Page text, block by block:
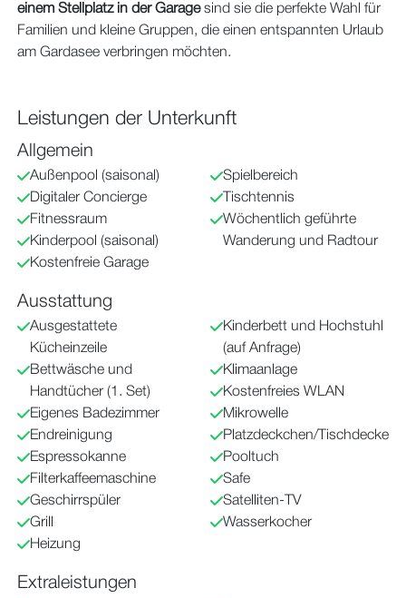
einem Stellplatz in der Garagesind sie die perfekte Wahl für
Familien und kleine Gruppen, die einen entspannten Urlaub
am Gardasee verbringen möchten.
Leistungen der Unterkunft
Allgemein
Außenpool (saisonal)
Digitaler Concierge
Fitnessraum
Kinderpool (saisonal)
Kostenfreie Garage
Spielbereich
Tischtennis
Wöchentlich geführte
Wanderung und Radtour
Ausstattung
Ausgestattete
Kücheinzeile
Bettwäsche und
Handtücher (1. Set)
Eigenes Badezimmer
Endreinigung
Espressokanne
Filterkaffeemaschine
Geschirrspüler
Grill
Heizung
Kinderbett und Hochstuhl
(auf Anfrage)
Klimaanlage
Kostenfreies WLAN
Mikrowelle
Platzdeckchen/Tischdecke
Pooltuch
Safe
Satelliten-TV
Wasserkocher
Extraleistungen